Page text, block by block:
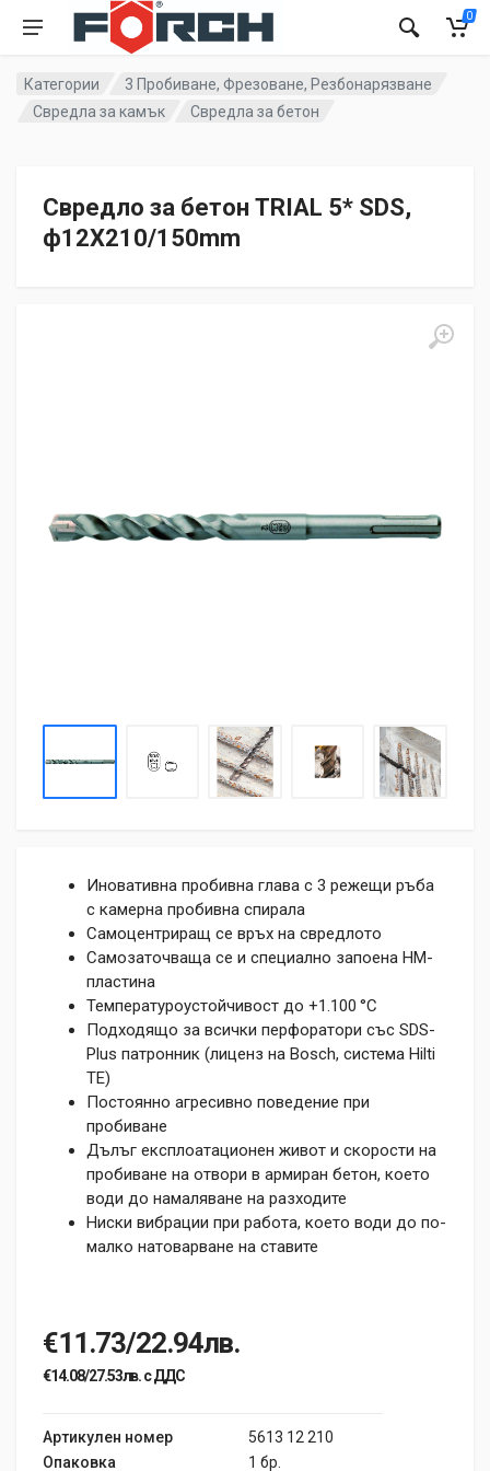
0
Категории
3 Пробиване, Фрезоване, Резбонарязване
Свредла за камък
Свредла за бетон
Свредло за бетон TRIAL 5* SDS,
ф12X210/150mm
Иновативна пробивна глава с 3 режещи ръба
с камерна пробивна спирала
Самоцентриращ се връх на свредлото
Самозаточваща се и специално запоена НМ-
пластина
Температуроустойчивост до +1.100 °C
Подходящо за всички перфоратори със SDS-
Plus патронник (лиценз на Bosch, система Hilti
TE)
Постоянно агресивно поведение при
пробиване
Дълъг експлоатационен живот и скорости на
пробиване на отвори в армиран бетон, което
води до намаляване на разходите
Ниски вибрации при работа, което води до по-
малко натоварване на ставите
€11.73/22.94лв.
€14.08/27.53лв. с ДДС
Артикулен номер
5613 12 210
Опаковка
1 бр.